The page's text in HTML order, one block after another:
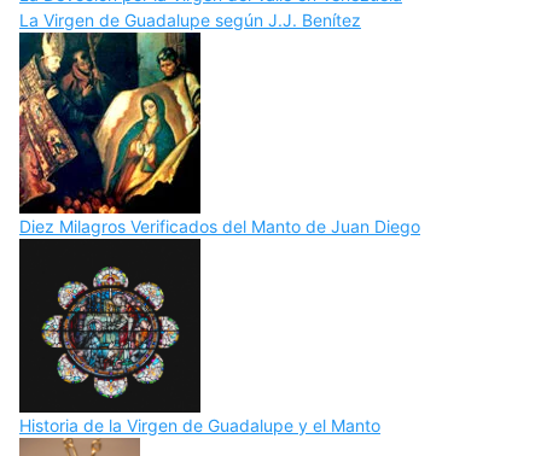
La Virgen de Guadalupe según J.J. Benítez
Diez Milagros Verificados del Manto de Juan Diego
Historia de la Virgen de Guadalupe y el Manto